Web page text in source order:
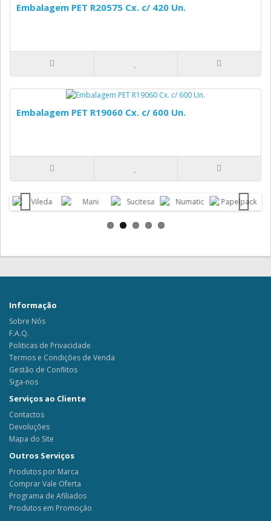
Embalagem PET R20575 Cx. c/ 420 Un.
Embalagem PET R19060 Cx. c/ 600 Un.
Informação
Sobre Nós
F.A.Q.
Politicas de Privacidade
Termos e Condições de Venda
Gestão de Conflitos
Siga-nos
Serviços ao Cliente
Contactos
Devoluções
Mapa do Site
Outros Serviços
Produtos por Marca
Comprar Vale Oferta
Programa de Afiliados
Produtos em Promoção